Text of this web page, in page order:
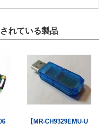
れている製品
【MR-CH9329EMU-U